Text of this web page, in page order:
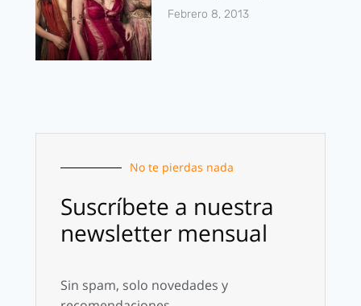
Febrero 8, 2013
No te pierdas nada
Suscríbete a nuestra
newsletter mensual
Sin spam, solo novedades y